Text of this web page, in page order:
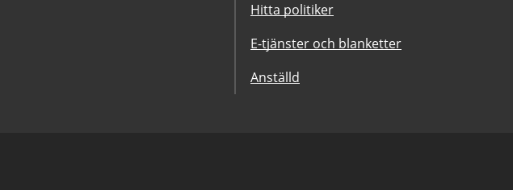
Hitta politiker
E-tjänster och blanketter
Anställd